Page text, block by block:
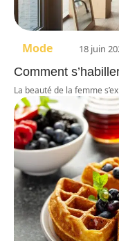
Mode 18 juin
Comment
La beauté de la femme